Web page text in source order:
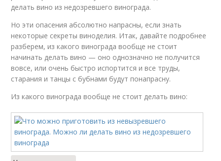
делать вино из недозревшего винограда.
Но эти опасения абсолютно напрасны, если знать
некоторые секреты виноделия. Итак, давайте подробнее
разберем, из какого винограда вообще не стоит
начинать делать вино — оно однозначно не получится
вовсе, или очень быстро испортится и все труды,
старания и танцы с бубнами будут понапрасну.
Из какого винограда вообще не стоит делать вино: